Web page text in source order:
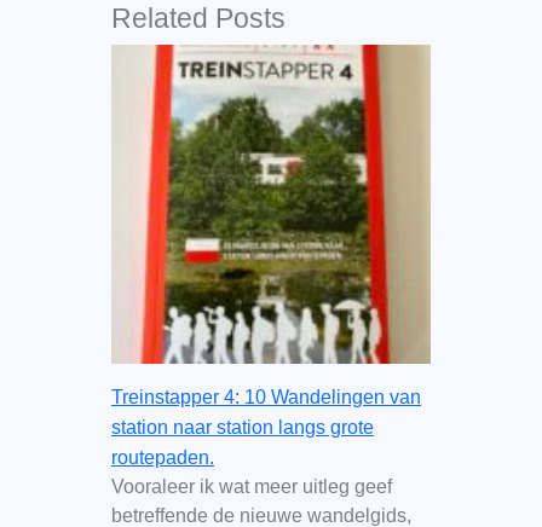
Related Posts
Treinstapper 4: 10 Wandelingen van
station naar station langs grote
routepaden.
Vooraleer ik wat meer uitleg geef
betreffende de nieuwe wandelgids,